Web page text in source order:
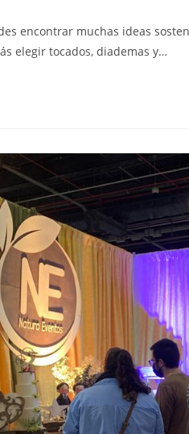
encontrar muchas ideas
elegir tocados, diademas y…